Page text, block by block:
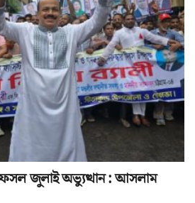
ফসল জুলাই অভ্যুত্থান : আসলাম